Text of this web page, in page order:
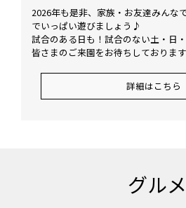
2026年も是非、家族・お友達みんな
でいっぱい遊びましょう♪
試合のある日も！試合のない土・日
皆さまのご来園をお待ちしております
詳細はこちら
グルメ